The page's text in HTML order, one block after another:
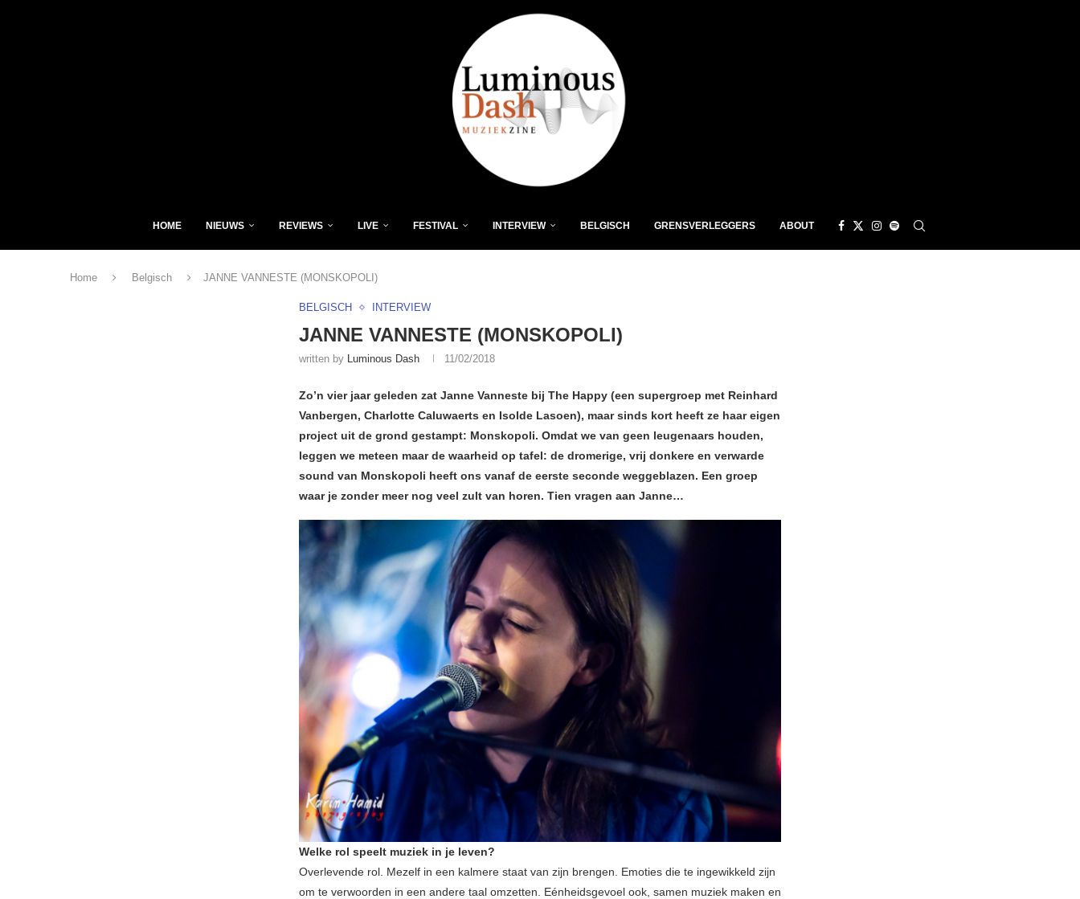
HOME NIEUWS REVIEWS LIVE FESTIVAL INTERVIEW BELGISCH GRENSVERLEGGERS ABOUT
Home Belgisch JANNE VANNESTE (MONSKOPOLI)
BELGISCH INTERVIEW
JANNE VANNESTE (MONSKOPOLI)
written by Luminous Dash 11/02/2018
Zo’n vier jaar geleden zat Janne Vanneste bij The Happy (een supergroep met Reinhard
Vanbergen, Charlotte Caluwaerts en Isolde Lasoen), maar sinds kort heeft ze haar eigen
project uit de grond gestampt: Monskopoli. Omdat we van geen leugenaars houden,
leggen we meteen maar de waarheid op tafel: de dromerige, vrij donkere en verwarde
sound van Monskopoli heeft ons vanaf de eerste seconde weggeblazen. Een groep
waar je zonder meer nog veel zult van horen. Tien vragen aan Janne…
Welke rol speelt muziek in je leven?
Overlevende rol. Mezelf in een kalmere staat van zijn brengen. Emoties die te ingewikkeld zijn
om te verwoorden in een andere taal omzetten. Eénheidsgevoel ook, samen muziek maken en